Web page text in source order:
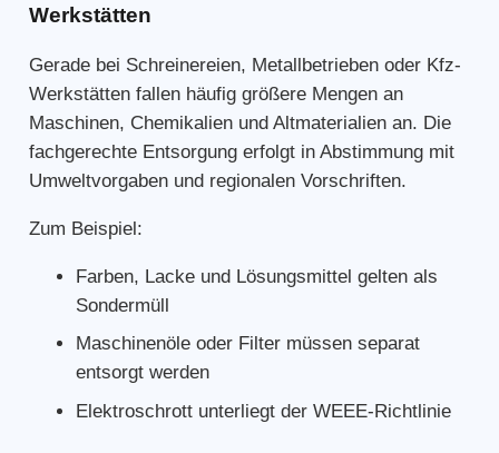
Werkstätten
Gerade bei Schreinereien, Metallbetrieben oder Kfz-
Werkstätten fallen häufig größere Mengen an
Maschinen, Chemikalien und Altmaterialien an. Die
fachgerechte Entsorgung erfolgt in Abstimmung mit
Umweltvorgaben und regionalen Vorschriften.
Zum Beispiel:
Farben, Lacke und Lösungsmittel gelten als
Sondermüll
Maschinenöle oder Filter müssen separat
entsorgt werden
Elektroschrott unterliegt der WEEE-Richtlinie